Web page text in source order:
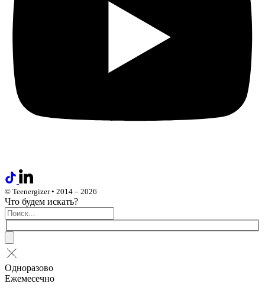
© Teenergizer • 2014 – 2026
Что будем искать?
Одноразово
Ежемесечно